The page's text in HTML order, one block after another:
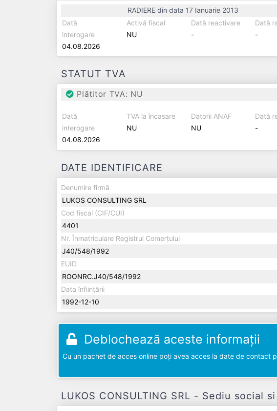
RADIERE din data 17 Ianuarie 2013
Dată
interogare
04.08.2026
Activă fiscal
NU
Dată reactivare
-
Dată
-
STATUT TVA
Plătitor TVA: NU
Dată
interogare
04.08.2026
TVA la încasare
NU
Datorii ANAF
NU
Dată
-
DATE IDENTIFICARE
Denumire firmă
LUKOS CONSULTING SRL
Cod fiscal (CIF/CUI)
4401
Nr. Înmatriculare Registrul Comerțului
J40/548/1992
EUID
ROONRC.J40/548/1992
Data înființării
1992-12-10
Deblochează aceste informații
Cu un pachet de acces online poți avea acces la date de contact
LUKOS CONSULTING SRL - Sediu social